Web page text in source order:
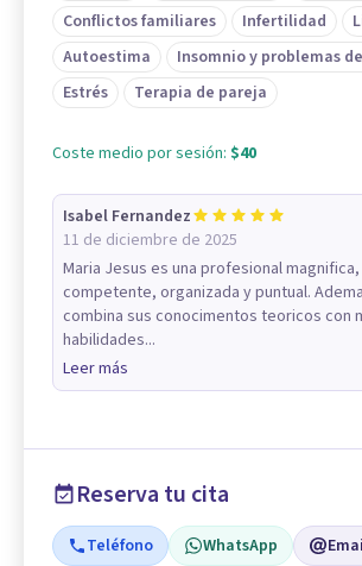
Conflictos familiares Infertilidad
Autoestima
Insomnio y problemas
Estrés
Terapia de pareja
Coste medio por sesión: $40
Isabel Fernandez
11 de diciembre de 2025
Maria Jesus es una profesional
competente, organizada y puntual.
combina sus conocimentos teoricos con
habilidades...
Leer más
Reserva tu cita
Teléfono WhatsApp